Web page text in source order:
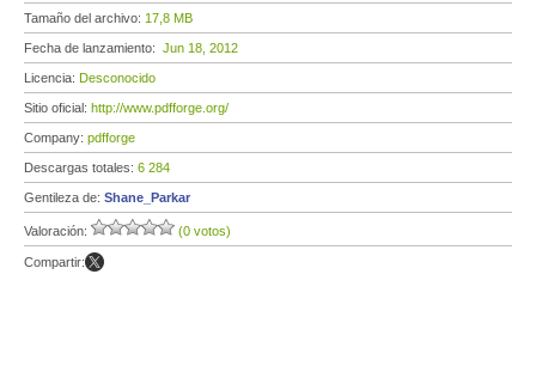
Tamaño del archivo: 17,8 MB
Fecha de lanzamiento: Jun 18, 2012
Licencia: Desconocido
Sitio oficial: http://www.pdfforge.org/
Company: pdfforge
Descargas totales: 6 284
Gentileza de: Shane_Parkar
Valoración: (0 votos)
Compartir: